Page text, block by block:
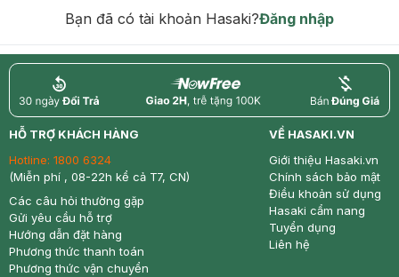
Bạn đã có tài khoản Hasaki?Đăng nhập
return nowfree price
HỖ TRỢ KHÁCH HÀNG
Hotline: 1800 6324
(Miễn phí , 08-22h kể cả T7, CN)
Các câu hỏi thường gặp
Gửi yêu cầu hỗ trợ
Hướng dẫn đặt hàng
Phương thức thanh toán
Phương thức vận chuyển
VỀ HASAKI.VN
Giới thiệu Hasaki.vn
Chính sách bảo mật
Điều khoản sử dụng
Hasaki cẩm nang
Tuyển dụng
Liên hệ